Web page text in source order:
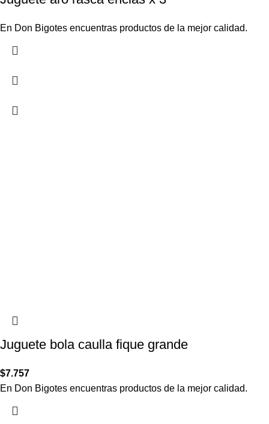
En Don Bigotes encuentras productos de la mejor calidad.
Juguete bola caulla fique grande
$7.757
En Don Bigotes encuentras productos de la mejor calidad.